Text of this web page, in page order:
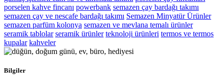
porselen kahve fincanı powerbank semazen çay bardağı takımı
semazen çay ve nescafe bardağı takımı Semazen Minyatür Ürünler
semazen parfüm kolonya semazen ve mevlana temalı ürünler
seramik tablolar seramik ürünler teknoloji ürünleri termos ve termos
kupalar kahveler
Bilgiler